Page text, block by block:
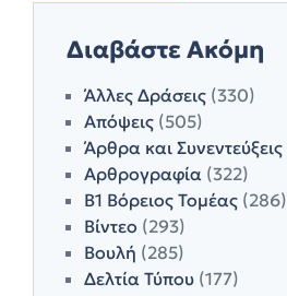
Διαβάστε Ακόμη
Άλλες Δράσεις (330)
Απόψεις (505)
Άρθρα και Συνεντεύξεις
Αρθρογραφία (322)
Β1 Βόρειος Τομέας (286)
Βίντεο (293)
Βουλή (285)
Δελτία Τύπου (177)